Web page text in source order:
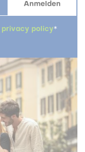
privacy policy*